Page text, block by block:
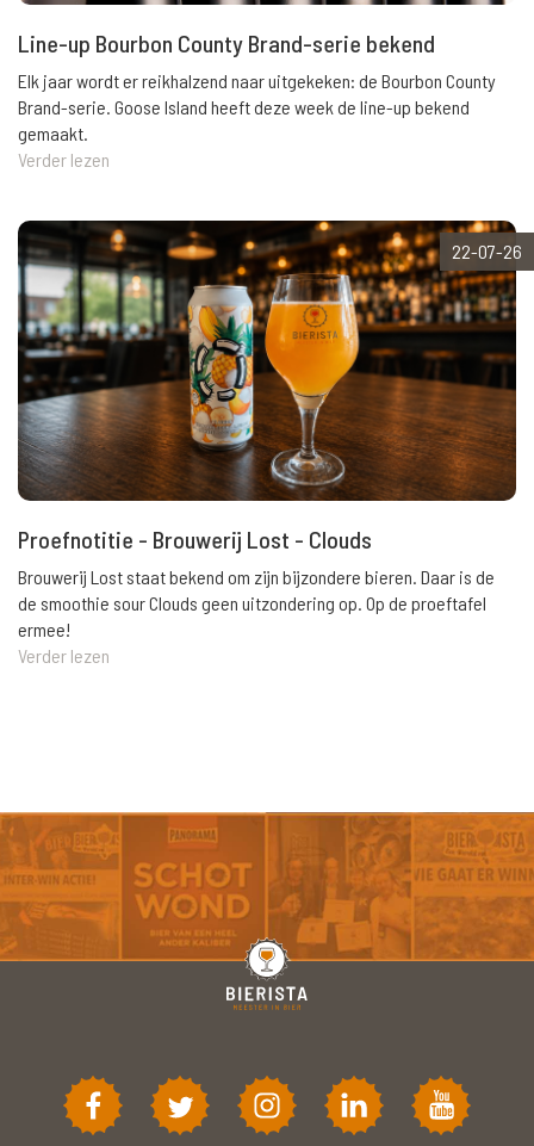
Line-up Bourbon County Brand-serie bekend
Elk jaar wordt er reikhalzend naar uitgekeken: de Bourbon County
Brand-serie. Goose Island heeft deze week de line-up bekend
gemaakt.
Verder lezen
22-07-26
Proefnotitie - Brouwerij Lost - Clouds
Brouwerij Lost staat bekend om zijn bijzondere bieren. Daar is de
de smoothie sour Clouds geen uitzondering op. Op de proeftafel
ermee!
Verder lezen